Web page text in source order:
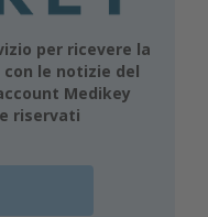
per ricevere la
le notizie del
Medikey
riservati